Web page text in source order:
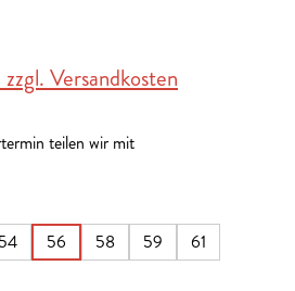
Versandkosten
teilen wir mit
ist zurzeit nicht verfügbar.)
54 56 58 59
61